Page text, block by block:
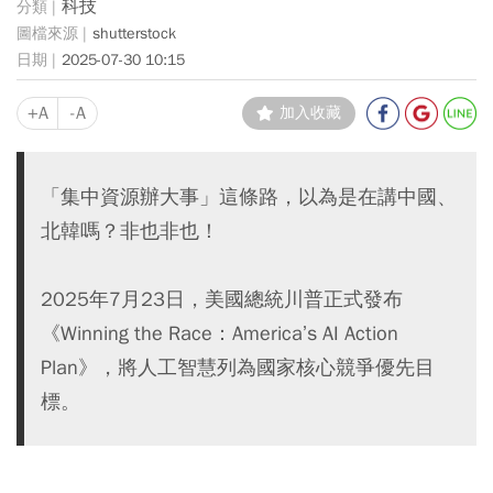
科技
shutterstock
2025-07-30 10:15
+A -A 加入收藏
「集中資源辦大事」這條路，以為是在講中國、
北韓嗎？非也非也！
2025年7月23日，美國總統川普正式發布
《Winning the Race：America’s AI Action
Plan》，將人工智慧列為國家核心競爭優先目
標。